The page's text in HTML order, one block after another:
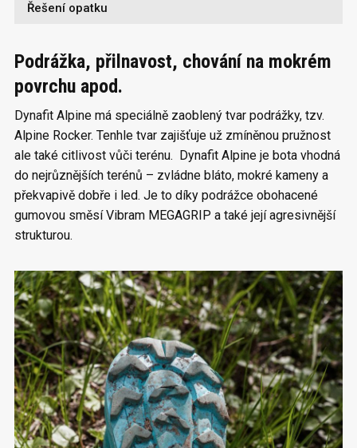
Řešení opatku
Podrážka, přilnavost, chování na mokrém
povrchu apod.
Dynafit Alpine má speciálně zaoblený tvar podrážky, tzv.
Alpine Rocker. Tenhle tvar zajišťuje už zmíněnou pružnost
ale také citlivost vůči terénu. Dynafit Alpine je bota vhodná
do nejrůznějších terénů – zvládne bláto, mokré kameny a
překvapivě dobře i led. Je to díky podrážce obohacené
gumovou směsí Vibram MEGAGRIP a také její agresivnější
strukturou.